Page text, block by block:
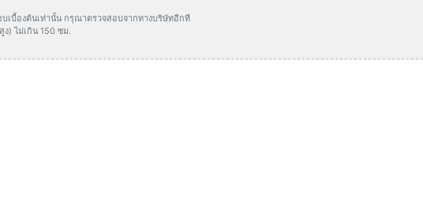
เบื้องต้นเท่านั้น กรุณาตรวจสอบจากทางบริษัทอีกที
) ไม่เกิน 150 ซม.